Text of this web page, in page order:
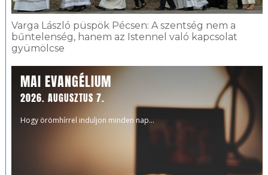
Varga László püspök Pécsen: A szentség nem a
bűntelenség, hanem az Istennel való kapcsolat
gyümölcse
MAI EVANGÉLIUM
2026. AUGUSZTUS 7.
Hogy örömhírrel induljon minden nap...